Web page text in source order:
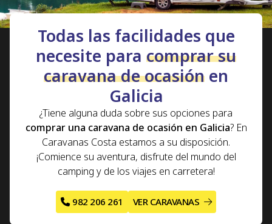
Todas las facilidades que
necesite para comprar su
caravana de ocasión en
Galicia
¿Tiene alguna duda sobre sus opciones para
comprar una caravana de ocasión en Galicia? En
Caravanas Costa estamos a su disposición.
¡Comience su aventura, disfrute del mundo del
camping y de los viajes en carretera!
982 206 261 VER CARAVANAS